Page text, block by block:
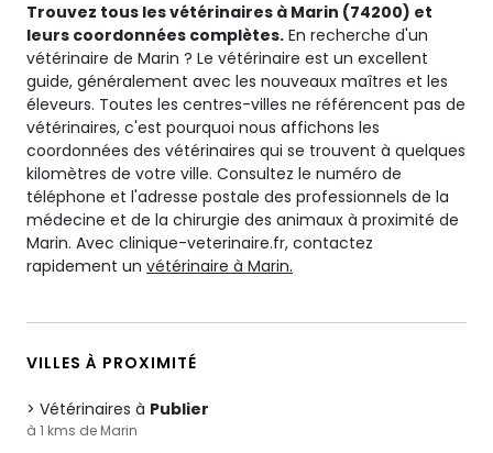
Trouvez tous les vétérinaires à Marin (74200) et
leurs coordonnées complètes. En recherche d'un
vétérinaire de Marin ? Le vétérinaire est un excellent
guide, généralement avec les nouveaux maîtres et les
éleveurs. Toutes les centres-villes ne référencent pas de
vétérinaires, c'est pourquoi nous affichons les
coordonnées des vétérinaires qui se trouvent à quelques
kilomètres de votre ville. Consultez le numéro de
téléphone et l'adresse postale des professionnels de la
médecine et de la chirurgie des animaux à proximité de
Marin. Avec clinique-veterinaire.fr, contactez
rapidement un vétérinaire à Marin.
VILLES À PROXIMITÉ
Vétérinaires à Publier
à 1 kms de Marin